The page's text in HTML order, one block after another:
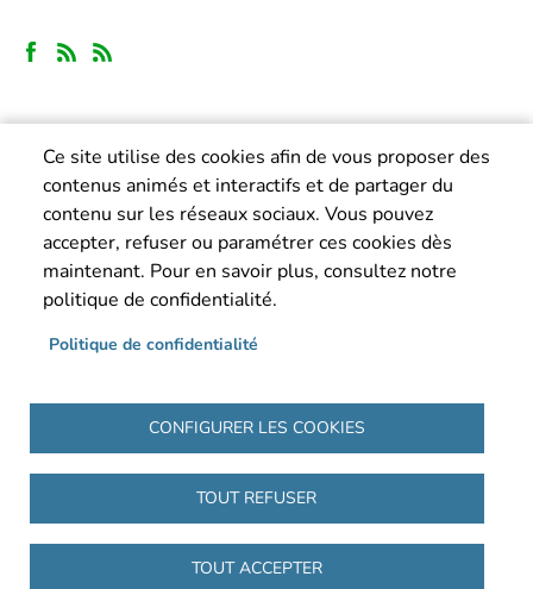
Ce site utilise des cookies afin de vous proposer des
contenus animés et interactifs et de partager du
contenu sur les réseaux sociaux. Vous pouvez
accepter, refuser ou paramétrer ces cookies dès
maintenant. Pour en savoir plus, consultez notre
politique de confidentialité.
Politique de confidentialité
CONFIGURER LES COOKIES
TOUT REFUSER
TOUT ACCEPTER
Pied de page
Accueil Mentions légales Politique de confidentialité
Accessibilité : partiellement conforme